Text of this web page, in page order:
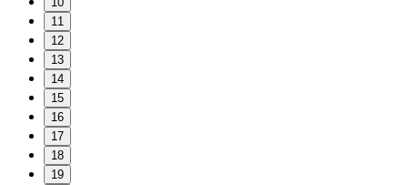
11
12
13
14
15
16
17
18
19